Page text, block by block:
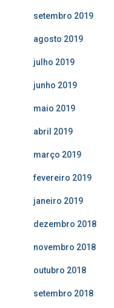
setembro 2019
agosto 2019
julho 2019
junho 2019
maio 2019
abril 2019
março 2019
fevereiro 2019
janeiro 2019
dezembro 2018
novembro 2018
outubro 2018
setembro 2018